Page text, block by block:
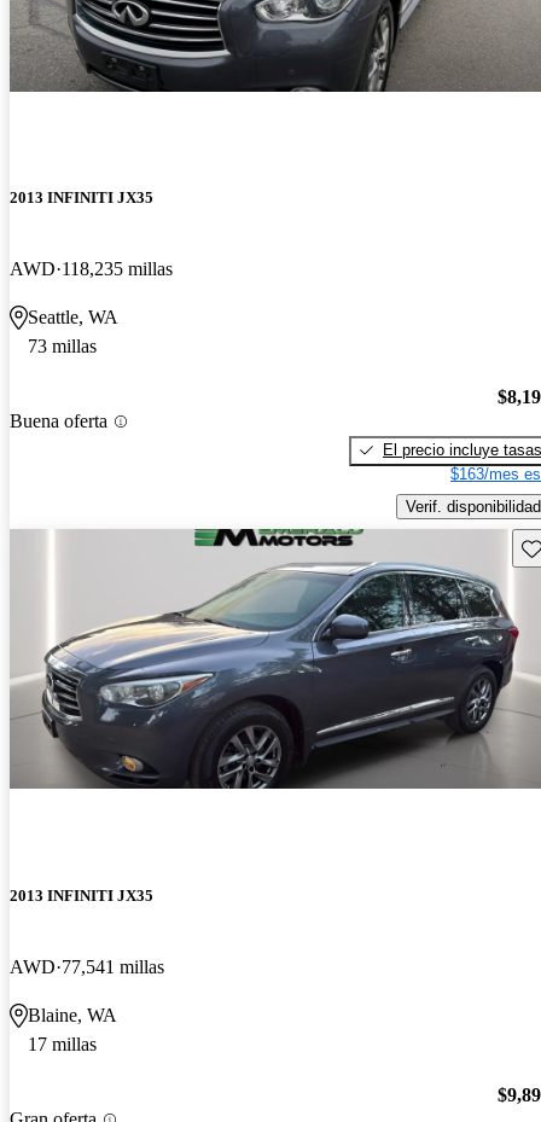
2013 INFINITI JX35
AWD 118,235 millas
Seattle, WA
73 millas
Buena oferta
El precio incluye tasas
$163/mes
Verif. disponibilidad
2013 INFINITI JX35
AWD 77,541 millas
Blaine, WA
17 millas